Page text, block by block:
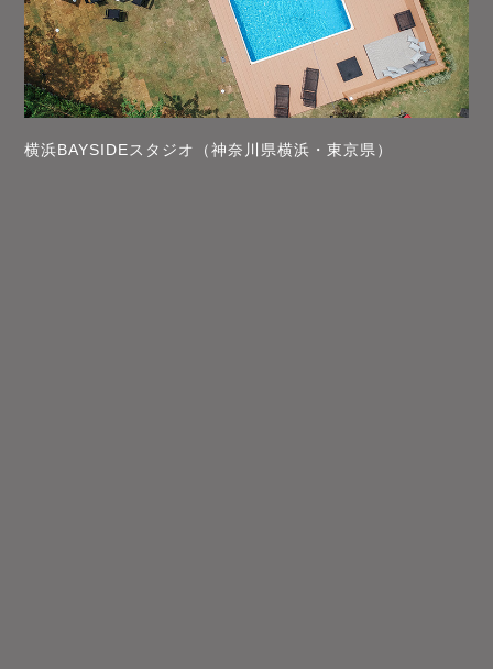
横浜BAYSIDEスタジオ（神奈川県横浜・東京県）